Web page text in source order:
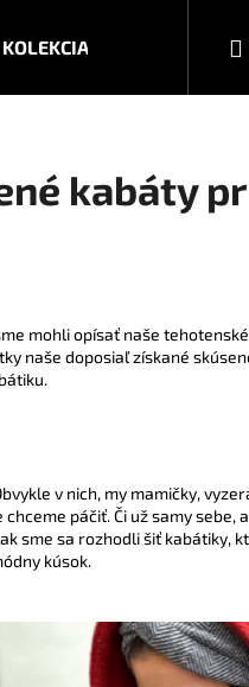
KOLEKCIA JESEŇ/ZIMA 2026
kabáty
mohli opísať naše
naše doposiaľ získané
v nich, my mamičky,
páčiť. Či už samy sebe,
sme sa rozhodli šiť kabátiky,
kúsok.
TRIČKO NA DOJČENIE ROSE